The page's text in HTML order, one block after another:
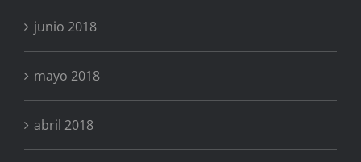
junio 2018
mayo 2018
abril 2018